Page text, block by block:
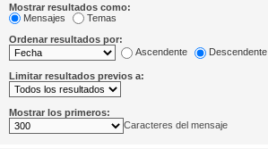
Mostrar resultados como:
Mensajes
Temas
Ordenar resultados por:
Ascendente
Descendente
Limitar resultados previos a:
Mostrar los primeros:
Caracteres del mensaje